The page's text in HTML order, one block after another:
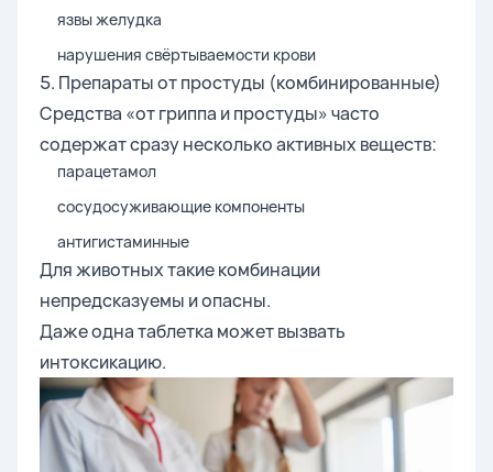
язвы желудка
нарушения свёртываемости крови
5. Препараты от простуды (комбинированные)
Средства «от гриппа и простуды» часто
содержат сразу несколько активных веществ:
парацетамол
сосудосуживающие компоненты
антигистаминные
Для животных такие комбинации
непредсказуемы и опасны.
Даже одна таблетка может вызвать
интоксикацию.